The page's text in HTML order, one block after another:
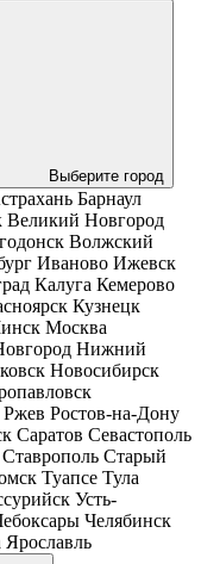
Выберите город
Барнаул
Великий Новгород
Волжский
Иваново Ижевск
Калуга Кемерово
Кузнецк
Москва
Нижний
Новосибирск
Ржев Ростов-на-Дону
Саратов Севастополь
Ставрополь Старый
Туапсе Тула
Усть-
Челябинск
Ярославль